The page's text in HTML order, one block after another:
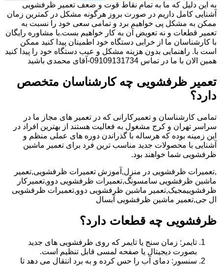
به این دلیل که ما به تمام نقاط قوت و ضعف تعمیر ظرفشویی
آشنایی کامل داریم در صورت بروز هرگونه مشکل در کمترین زمان
ممکن به مشکل پی خواهیم برد و تمامی سعی خود را نسبت به
تعمیر قطعات و نه تعویض آن به کار خواهیم بست.با مشاوره رایگان
با کارشناسان ما از خرابی دستگاه خود اطمینان پیدا کنید ممکن
است با. راهنمایی بدون هزینه مشکل و عیب دستگاه خود را پیدا کنید
همین الان با ما در تماس 09109131734-آقای محمدی باشید
تعمیر ظرفشویی چه کارشناسان متخصص
دارد؟
تمامی کارشناسان و تعمیرکارانی که در تعمیر های مجاز ما در
سراسر تهران و کرج مشغول به فعالیت هستند از بهترین افراد در
این زمینه بوده که هرساله با گذراندن دوره های عملی منظم و
آشنایی با محصولات جدید مناسب ترین فرد برای تعمیر ماشین
ظرفشویی شما خواهند بود.
,تعمیرات ظرفشویی در منزل,آموزش تعمیرات ظرفشویی,تعمیر
ماشین ظرفشویی سامسونگ,تعمیرات ظرفشویی دوو,تعمیرکار
ظرفشوییمجیک,تعمیر ماشین ظرفشویی دوو,تعمیرات ظرفشویی
ال جی,تعمیر ماشین ظرفشویی آبسال
ظرفشویی چه قطعات دارد؟
تایمر: زمان سنج یا تایمر که روی ظرفشویی های جدید
بصورت دیجیتال یا صفحه لمسی قابل تنظیم است.
سنسور: دمای آب را حس کرده و به برد انتقال می دهد تا